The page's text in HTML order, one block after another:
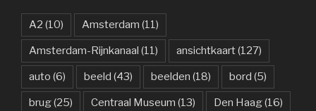
A2 (10) Amsterdam (11)
Amsterdam-Rijnkanaal (11) ansichtkaart(127)
auto (6) beeld (43) beelden (18) bord (5)
brug(25) Centraal Museum (13) Den Haag(16)